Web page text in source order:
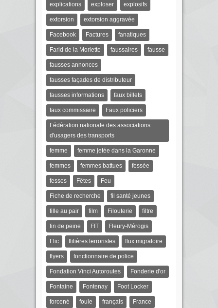
explications exploser explosifs
extorsion extorsion aggravée
Facebook Factures fanatiques
Farid de la Morlette faussaires fausse
fausses annonces
fausses façades de distributeur
fausses informations faux billets
faux commissaire Faux policiers
Fédération nationale des associations
d'usagers des transports
femme femme jetée dans la Garonne
femmes femmes battues fessée
fesses Fêtes Feu
Fiche de recherche fil santé jeunes
fille au pair film Filouterie filtre
fin de peine FIT Fleury-Mérogis
Flic flilières terroristes flux migratoire
flyers fonctionnaire de police
Fondation Vinci Autoroutes Fonderie d'or
Fontaine Fontenay Foot Locker
forcené foule français France